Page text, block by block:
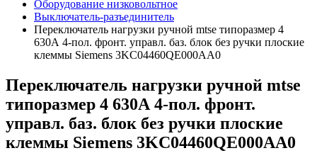
Оборудование низковольтное
Выключатель-разъединитель
Переключатель нагрузки ручной mtse типоразмер 4
630А 4-пол. фронт. управл. баз. блок без ручки плоские
клеммы Siemens 3KC04460QE000AA0
Переключатель нагрузки ручной mtse
типоразмер 4 630А 4-пол. фронт.
управл. баз. блок без ручки плоские
клеммы Siemens 3KC04460QE000AA0